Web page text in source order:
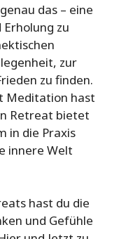
das – eine
zu
zur
zu finden.
Meditation hast
Retreat bietet
in die Praxis
innere Welt
hast du die
und Gefühle